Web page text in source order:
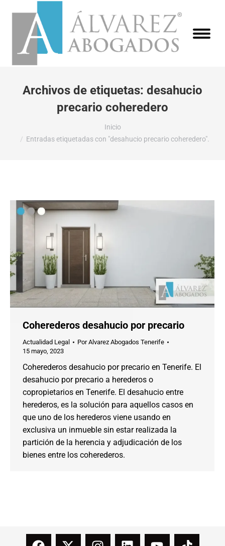
Archivos de etiquetas: desahucio
precario coheredero
Inicio
Entradas etiquetadas con "desahucio precario coheredero".
Coherederos desahucio por precario
Actualidad Legal PorAlvarez Abogados Tenerife
15 mayo, 2023
Coherederos desahucio por precario en Tenerife. El
desahucio por precario a herederos o
copropietarios en Tenerife. El desahucio entre
herederos, es la solución para aquellos casos en
que uno de los herederos viene usando en
exclusiva un inmueble sin estar realizada la
partición de la herencia y adjudicación de los
bienes entre los coherederos.